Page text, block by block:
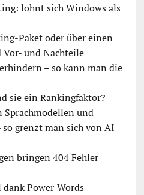
lohnt sich Windows als
Paket oder über einen
und Nachteile
– so kann man die
sie ein Rankingfaktor?
Sprachmodellen und
grenzt man sich von AI
bringen 404 Fehler
Power-Words